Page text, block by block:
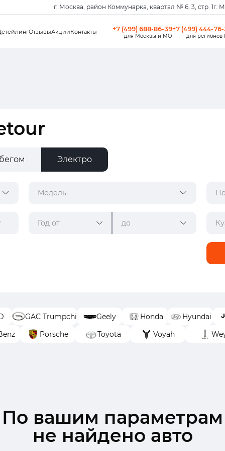
г. Москва, район Коммунарка, квартал № 6, 3, стр. 1г.
ОтзывыАкцииКонтакты +7 (499) 688-86-39
для Москвы и МО
+7 (499) 444-
для регионов
Электро
Модель
Год от до
GAC Trumpchi Geely Honda
Hyundai
Porsche Toyota Voyah
По вашим параметрам
не найдено авто